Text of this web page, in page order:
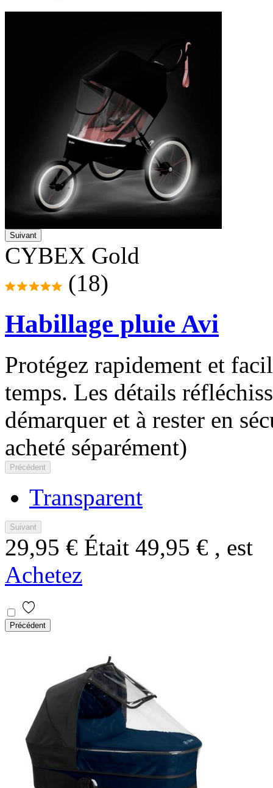
Suivant
CYBEX Gold
(18)
Habillage pluie Avi
Protégez rapidement et
temps. Les détails
démarquer et à rester en
acheté séparément)
Précédent
Transparent
Suivant
29,95 € Était 49,95 € , est
Achetez
Précédent